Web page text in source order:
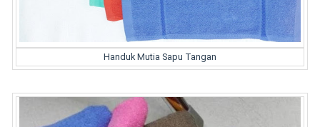
Handuk Mutia Sapu Tangan